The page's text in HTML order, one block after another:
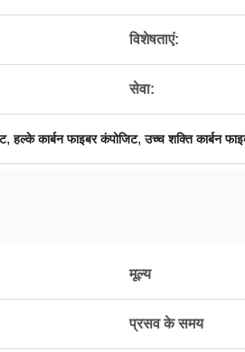
विशेषताएं:
सेवा:
,हल्के कार्बन फाइबर कंपोजिट,उच्च शक्ति कार्बन
मूल्य
प्रसव के समय